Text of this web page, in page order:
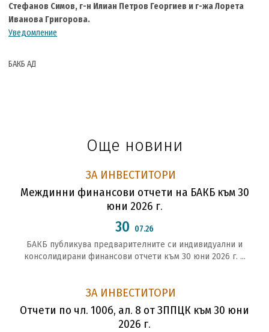
Стефанов Симов, г-н Илиан Петров Георгиев и г-жа Лорета
Иванова Григорова.
Уведомление
БАКБ АД
Още новини
ЗА ИНВЕСТИТОРИ
Междинни финансови отчети на БАКБ към 30
юни 2026 г.
30 07.26
БАКБ публикува предварителните си индивидуални и
консолидирани финансови отчети към 30 юни 2026 г. ...
ЗА ИНВЕСТИТОРИ
Отчети по чл. 100б, ал. 8 от ЗППЦК към 30 юни
2026 г.